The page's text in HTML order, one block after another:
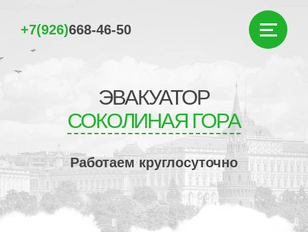
+7(926)668-46-50
ЭВАКУАТОР
СОКОЛИНАЯ ГОРА
Работаем круглосуточно